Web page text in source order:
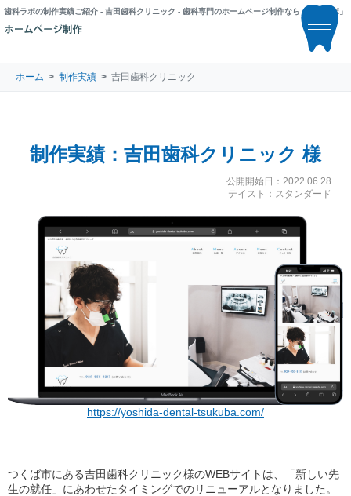
歯科ラボの制作実績ご紹介 - 吉田歯科クリニック - 歯科専門のホームページ制作なら「歯科ラボ」
ホーム 制作実績 吉田歯科クリニック
制作実績：吉田歯科クリニック 様
公開開始日：2022.06.28
テイスト：スタンダード
https://yoshida-dental-tsukuba.com/
つくば市にある吉田歯科クリニック様のWEBサイトは、「新しい先
生の就任」にあわせたタイミングでのリニューアルとなりました。